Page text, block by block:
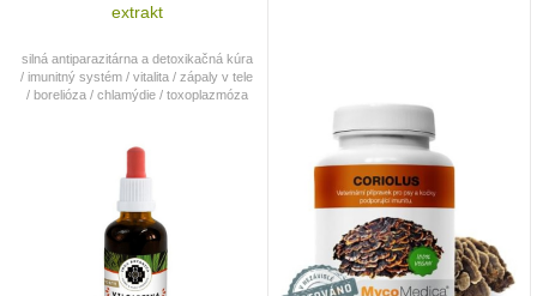
extrakt
silná antiparazitárna a detoxikačná kúra
/ imunitný systém / vitalita / zápaly v tele
/ borelióza / chlamýdie / toxoplazmóza